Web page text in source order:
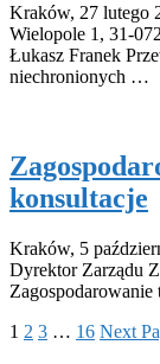
Kraków, 27 lutego
Wielopole 1, 31-
Łukasz Franek
niechronionych …
konsultacje
Kraków, 5
Dyrektor Zarządu
1 2 3 … 16 Next